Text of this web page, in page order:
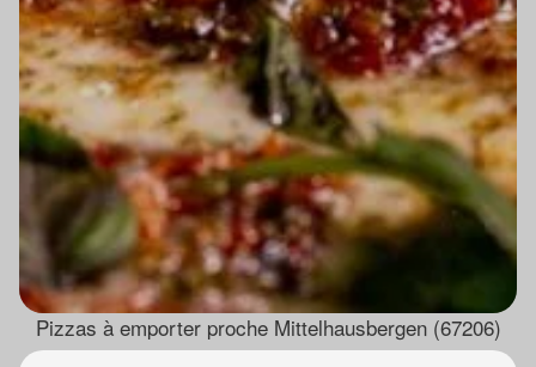
Pizzas à emporter proche Mittelhausbergen (67206)